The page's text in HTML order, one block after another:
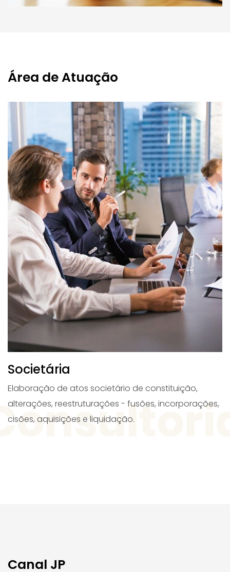
Área de Atuação
Societária
Elaboração de atos societário de constituição,
alterações, reestruturações - fusões, incorporações,
cisões, aquisições e liquidação.
Canal JP